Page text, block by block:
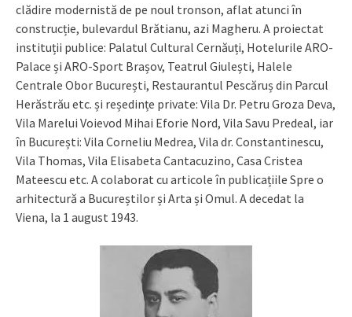
clădire modernistă de pe noul tronson, aflat atunci în
construcție, bulevardul Brătianu, azi Magheru. A proiectat
instituții publice: Palatul Cultural Cernăuți, Hotelurile ARO-
Palace și ARO-Sport Brașov, Teatrul Giulești, Halele
Centrale Obor București, Restaurantul Pescăruș din Parcul
Herăstrău etc. și reședințe private: Vila Dr. Petru Groza Deva,
Vila Marelui Voievod Mihai Eforie Nord, Vila Savu Predeal, iar
în București: Vila Corneliu Medrea, Vila dr. Constantinescu,
Vila Thomas, Vila Elisabeta Cantacuzino, Casa Cristea
Mateescu etc. A colaborat cu articole în publicațiile Spre o
arhitectură a Bucureștilor și Arta și Omul. A decedat la
Viena, la 1 august 1943.